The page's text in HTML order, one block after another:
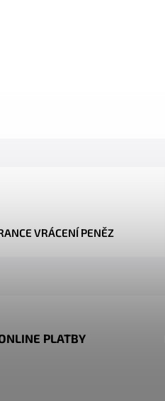
VRÁCENÍ PENĚZ
PLATBY